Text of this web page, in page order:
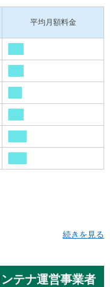
平均月額料金
続きを見る
テナ運営事業者